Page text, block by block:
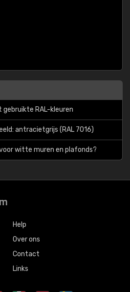
RAL-kleuren
antracietgrijs (RAL 7016)
witte muren en plafonds?
Help
Over ons
Contact
Links